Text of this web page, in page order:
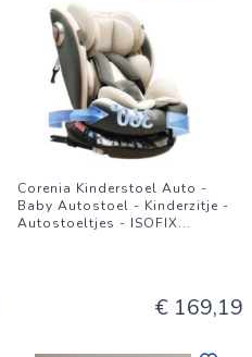
Corenia Kinderstoel Auto -
Baby Autostoel - Kinderzitje -
Autostoeltjes - ISOFIX...
€ 169,19